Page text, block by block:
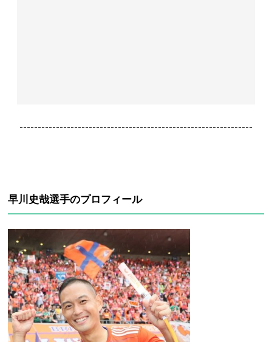
----------------------------------------------------------------
早川史哉選手のプロフィール